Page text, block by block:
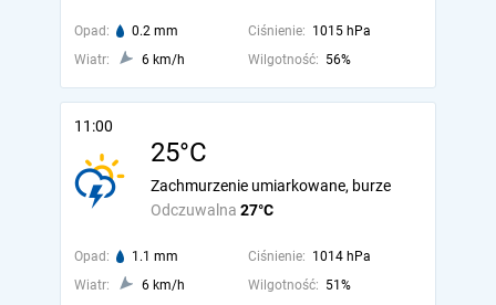
Opad: 0.2 mm Ciśnienie: 1015 hPa
Wiatr:
6 km/h Wilgotność: 56%
11:00
25°C
Odczuwalna 27°C
Zachmurzenie umiarkowane, burze
Opad: 1.1 mm Ciśnienie: 1014 hPa
Wiatr:
6 km/h Wilgotność: 51%